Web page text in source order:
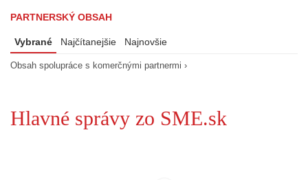
PARTNERSKÝ OBSAH
Vybrané Najčítanejšie Najnovšie
Obsah spolupráce s komerčnými partnermi ›
Hlavné správy zo SME.sk